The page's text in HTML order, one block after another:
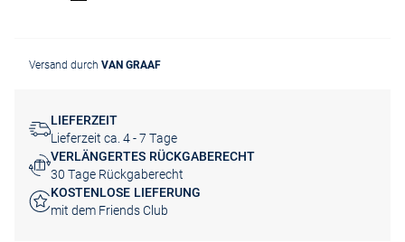
Versand durch VAN GRAAF
LIEFERZEIT
Lieferzeit ca. 4 - 7 Tage
VERLÄNGERTES RÜCKGABERECHT
30 Tage Rückgaberecht
KOSTENLOSE LIEFERUNG
mit dem Friends Club